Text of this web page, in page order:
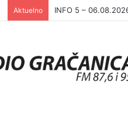
Aktuelno INFO 5 –